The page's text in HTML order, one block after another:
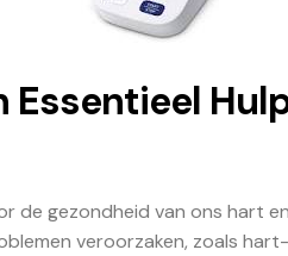
Essentieel
de gezondheid van ons hart
veroorzaken, zoals